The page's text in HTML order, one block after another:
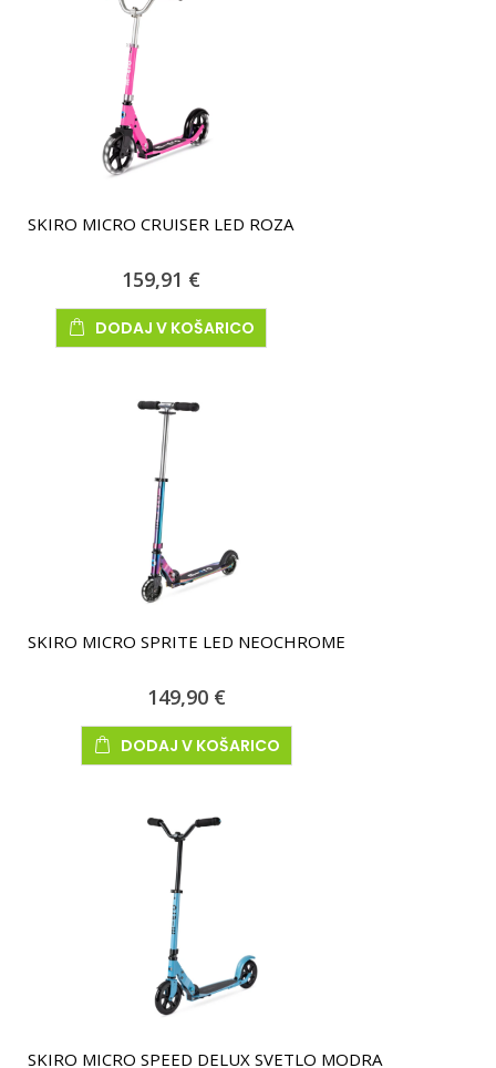
SKIRO MICRO CRUISER LED ROZA
159,91 €
DODAJ V KOŠARICO
SKIRO MICRO SPRITE LED NEOCHROME
149,90 €
DODAJ V KOŠARICO
SKIRO MICRO SPEED DELUX SVETLO MODRA